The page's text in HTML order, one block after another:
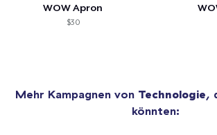
WOW Apron
$30
Mehr Kampagnen von Technologie,
könnten: